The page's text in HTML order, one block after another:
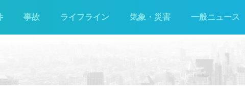
事故 ライフライン 気象・災害 一般ニュース